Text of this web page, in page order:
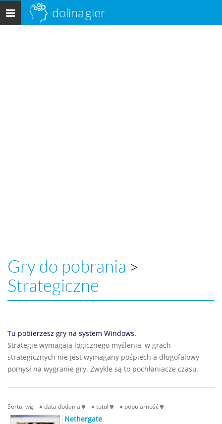
Menu
główne
dolinagier
Gry do pobrania >
Strategiczne
Tu pobierzesz gry na system Windows.
Strategie wymagają logicznego myślenia, w grach
strategicznych nie jest wymagany pośpiech a długofalowy
pomysł na wygranie gry. Zwykle są to pochłaniacze czasu.
Sortuj wg: data dodania tutuł popularność
Nethergate